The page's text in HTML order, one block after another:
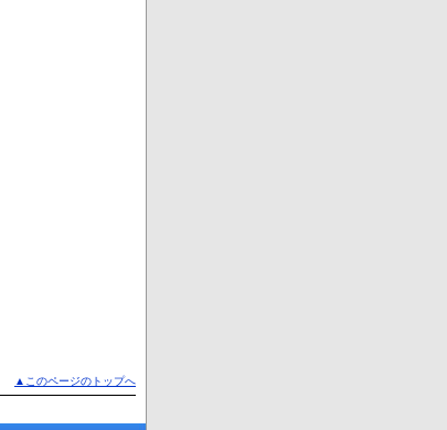
▲このページのトップへ